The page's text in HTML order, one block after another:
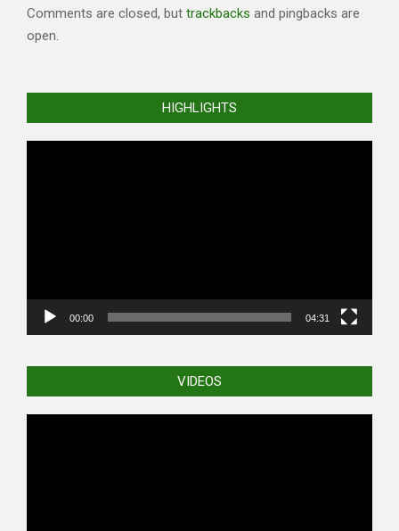
Comments are closed, but trackbacks and pingbacks are
open.
HIGHLIGHTS
00:00 04:31
VIDEOS